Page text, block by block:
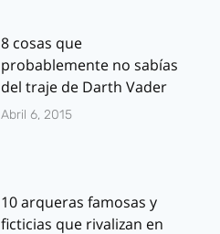
8 cosas que
probablemente no sabías
del traje de Darth Vader
Abril 6, 2015
10 arqueras famosas y
ficticias que rivalizan en